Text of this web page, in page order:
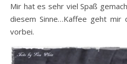
Mir hat es sehr viel Spaß
diesem Sinne…Kaffee geht mir
vorbei.